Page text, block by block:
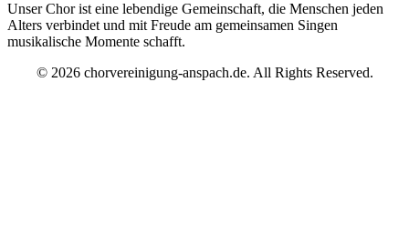
Unser Chor ist eine lebendige Gemeinschaft, die Menschen jeden
Alters verbindet und mit Freude am gemeinsamen Singen
musikalische Momente schafft.
© 2026 chorvereinigung-anspach.de. All Rights Reserved.